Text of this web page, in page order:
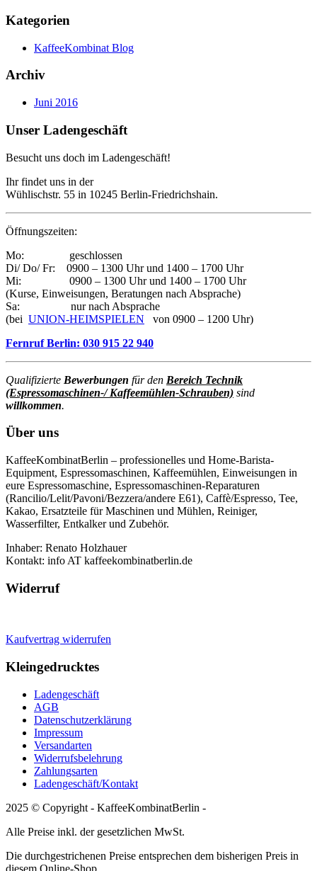
Kategorien
KaffeeKombinat Blog
Archiv
Juni 2016
Unser Ladengeschäft
Besucht uns doch im Ladengeschäft!
Ihr findet uns in der
Wühlischstr. 55 in 10245 Berlin-Friedrichshain.
Öffnungszeiten:
Mo: geschlossen
Di/ Do/ Fr: 0900 – 1300 Uhr und 1400 – 1700 Uhr
Mi: 0900 – 1300 Uhr und 1400 – 1700 Uhr
(Kurse, Einweisungen, Beratungen nach Absprache)
Sa: nur nach Absprache
(bei UNION-HEIMSPIELEN von 0900 – 1200 Uhr)
Fernruf Berlin: 030 915 22 940
Qualifizierte Bewerbungen für den Bereich Technik
(Espressomaschinen-/ Kaffeemühlen-Schrauben) sind
willkommen.
Über uns
KaffeeKombinatBerlin – professionelles und Home-Barista-
Equipment, Espressomaschinen, Kaffeemühlen, Einweisungen in
eure Espressomaschine, Espressomaschinen-Reparaturen
(Rancilio/Lelit/Pavoni/Bezzera/andere E61), Caffè/Espresso, Tee,
Kakao, Ersatzteile für Maschinen und Mühlen, Reiniger,
Wasserfilter, Entkalker und Zubehör.
Inhaber: Renato Holzhauer
Kontakt: info AT kaffeekombinatberlin.de
Widerruf
Kaufvertrag widerrufen
Kleingedrucktes
Ladengeschäft
AGB
Datenschutzerklärung
Impressum
Versandarten
Widerrufsbelehrung
Zahlungsarten
Ladengeschäft/Kontakt
2025 © Copyright - KaffeeKombinatBerlin -
Alle Preise inkl. der gesetzlichen MwSt.
Die durchgestrichenen Preise entsprechen dem bisherigen Preis in
diesem Online-Shop.